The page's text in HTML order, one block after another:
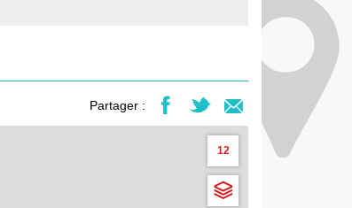
Partager :
12